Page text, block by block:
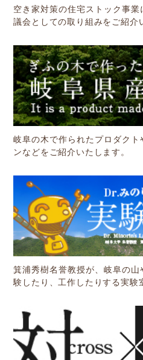
空き家対策の住宅ストック事
議会としての取り組みをご紹介
岐阜の木で作られたプロダク
ンなどをご紹介いたします。
箕浦秀樹名誉教授が、岐阜の
験したり、工作したりする実験